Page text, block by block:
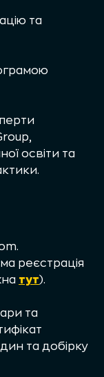
та
освіти та
реєстрація
тут).
та
та добірку